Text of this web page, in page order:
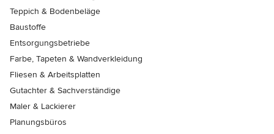
Teppich & Bodenbeläge
Baustoffe
Entsorgungsbetriebe
Farbe, Tapeten & Wandverkleidung
Fliesen & Arbeitsplatten
Gutachter & Sachverständige
Maler & Lackierer
Planungsbüros